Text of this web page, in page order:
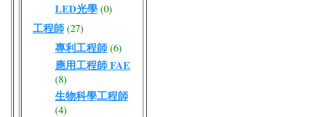
LED光學 (0)
工程師 (27)
專利工程師 (6)
應用工程師 FAE
(8)
生物科學工程師
(4)